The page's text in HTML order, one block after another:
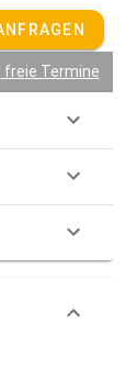
freie Termine